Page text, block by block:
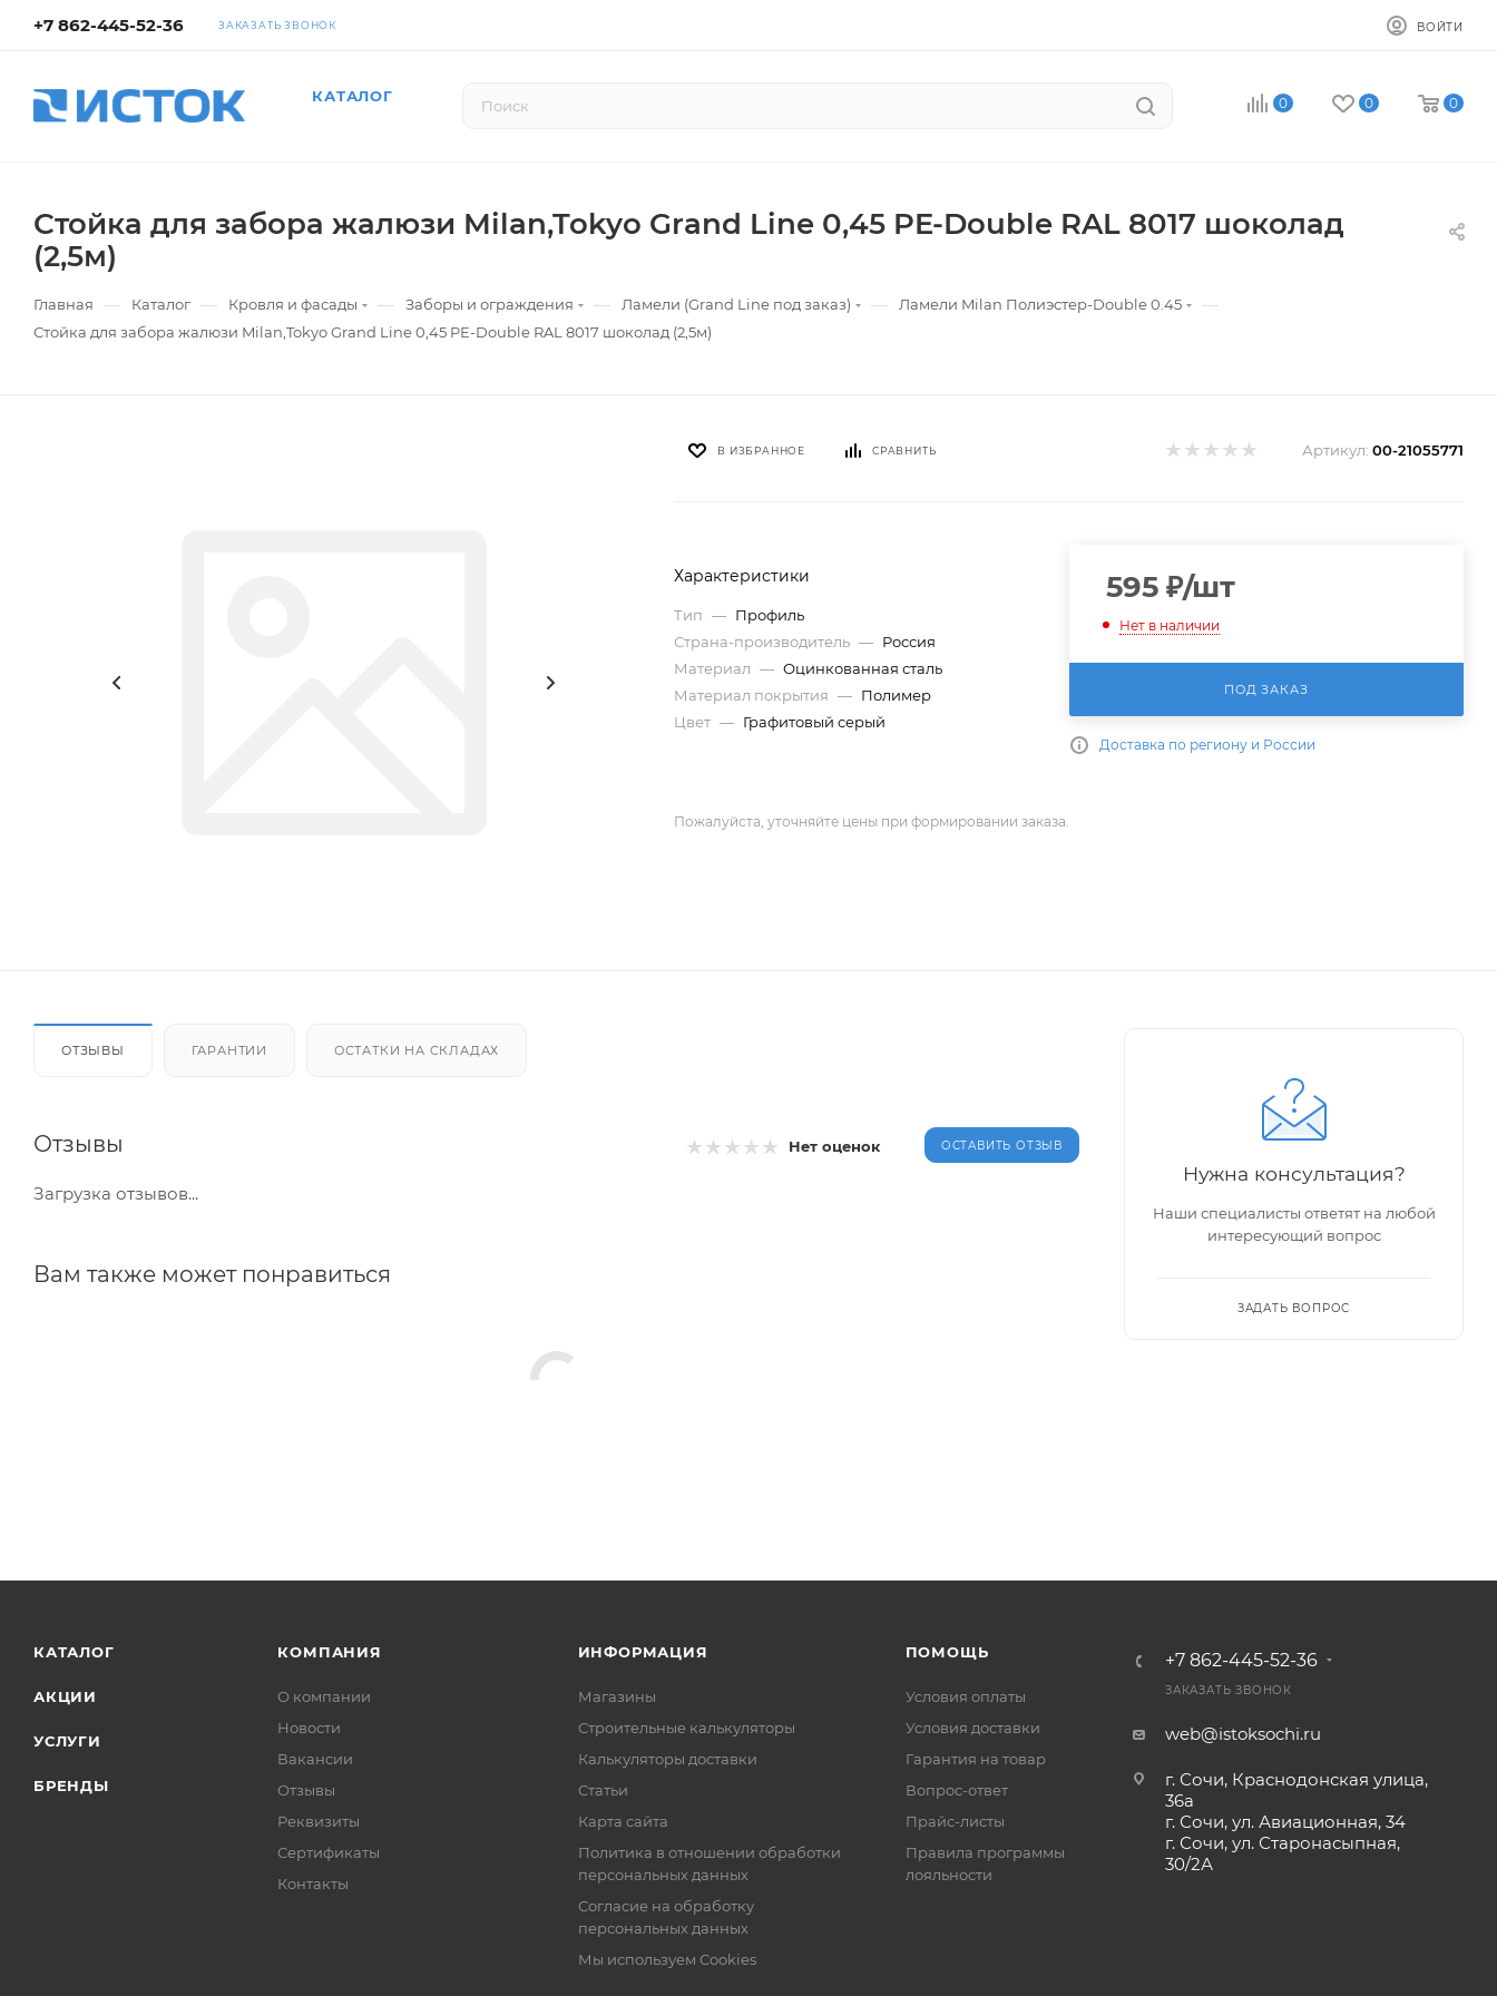
+7 862-445-52-36 ЗАКАЗАТЬ ЗВОНОК ВОЙТИ
КАТАЛОГ 0 0 0
Стойка для забора жалюзи Milan,Tokyo Grand Line 0,45 PE-Double RAL 8017 шоколад
(2,5м)
Главная — Каталог — Кровля и фасады — Заборы и ограждения — Ламели (Grand Line под заказ) — Ламели Milan Полиэстер-Double 0.45 —
Стойка для забора жалюзи Milan,Tokyo Grand Line 0,45 PE-Double RAL 8017 шоколад (2,5м)
В ИЗБРАННОЕ СРАВНИТЬ Артикул: 00-21055771
Характеристики
Тип — Профиль
Страна-производитель — Россия
Материал — Оцинкованная сталь
Материал покрытия — Полимер
Цвет — Графитовый серый
595₽/шт
Нет в наличии
ПОД ЗАКАЗ
Доставка по региону и России
Пожалуйста, уточняйте цены при формировании заказа.
ОТЗЫВЫ ГАРАНТИИ ОСТАТКИ НА СКЛАДАХ
Отзывы Нет оценок ОСТАВИТЬ ОТЗЫВ
Загрузка отзывов...
Вам также может понравиться
Нужна консультация?
Наши специалисты ответят на любой
интересующий вопрос
ЗАДАТЬ ВОПРОС
КАТАЛОГ
АКЦИИ
УСЛУГИ
БРЕНДЫ
КОМПАНИЯ
О компании
Новости
Вакансии
Отзывы
Реквизиты
Сертификаты
Контакты
ИНФОРМАЦИЯ
Магазины
Строительные калькуляторы
Калькуляторы доставки
Статьи
Карта сайта
Политика в отношении обработки
персональных данных
Согласие на обработку
персональных данных
Мы используем Cookies
ПОМОЩЬ
Условия оплаты
Условия доставки
Гарантия на товар
Вопрос-ответ
Прайс-листы
Правила программы
лояльности
+7 862-445-52-36
ЗАКАЗАТЬ ЗВОНОК
web@istoksochi.ru
г. Сочи, Краснодонская улица,
36а
г. Сочи, ул. Авиационная, 34
г. Сочи, ул. Старонасыпная,
30/2А